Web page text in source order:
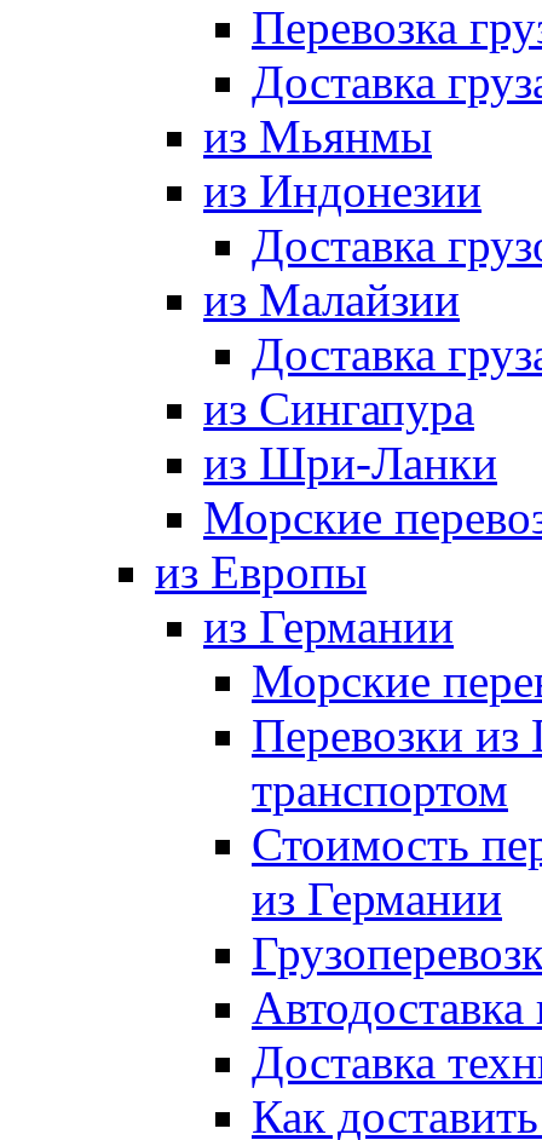
Перевозка
Доставка
из Мьянмы
из Индонезии
Доставка
из Малайзии
Доставка
из Сингапура
из Шри-Ланки
Морские
из Европы
из Германии
Морские
Перевозки
транспортом
Стоимость
из Германии
Доставка
Как